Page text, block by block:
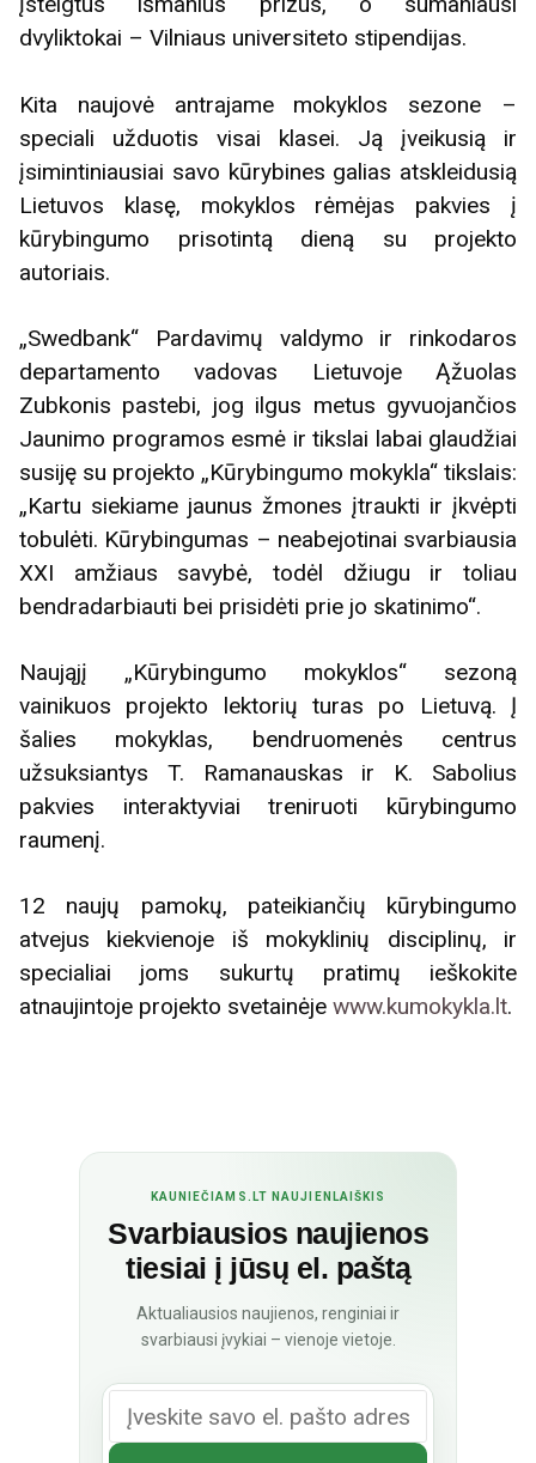
dvyliktokai – Vilniaus universiteto stipendijas.
Kita naujovė antrajame mokyklos sezone –
speciali užduotis visai klasei. Ją įveikusią ir
įsimintiniausiai savo kūrybines galias atskleidusią
Lietuvos klasę, mokyklos rėmėjas pakvies į
kūrybingumo prisotintą dieną su projekto
autoriais.
„Swedbank“ Pardavimų valdymo ir rinkodaros
departamento vadovas Lietuvoje Ąžuolas
Zubkonis pastebi, jog ilgus metus gyvuojančios
Jaunimo programos esmė ir tikslai labai glaudžiai
susiję su projekto „Kūrybingumo mokykla“ tikslais:
„Kartu siekiame jaunus žmones įtraukti ir įkvėpti
tobulėti. Kūrybingumas – neabejotinai svarbiausia
XXI amžiaus savybė, todėl džiugu ir toliau
bendradarbiauti bei prisidėti prie jo skatinimo“.
Naująjį „Kūrybingumo mokyklos“ sezoną
vainikuos projekto lektorių turas po Lietuvą. Į
šalies mokyklas, bendruomenės centrus
užsuksiantys T. Ramanauskas ir K. Sabolius
pakvies interaktyviai treniruoti kūrybingumo
raumenį.
12 naujų pamokų, pateikiančių kūrybingumo
atvejus kiekvienoje iš mokyklinių disciplinų, ir
specialiai joms sukurtų pratimų ieškokite
atnaujintoje projekto svetainėje www.kumokykla.lt.
KAUNIEČIAMS.LT NAUJIENLAIŠKIS
Svarbiausios naujienos
tiesiai į jūsų el. paštą
Aktualiausios naujienos, renginiai ir
svarbiausi įvykiai – vienoje vietoje.